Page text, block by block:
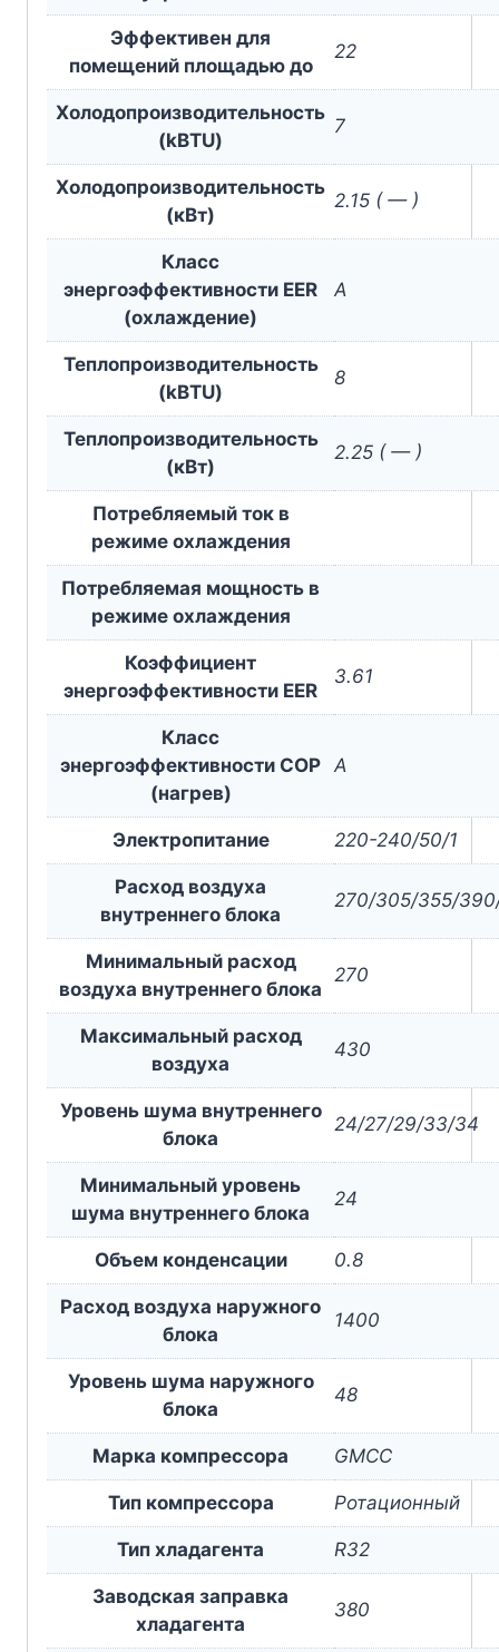
Эффективен для
помещений площадью до
22
Холодопроизводительность
(kBTU)
7
Холодопроизводительность
(кВт)
2.15 ( — )
Класс
энергоэффективности EER
(охлаждение)
A
Теплопроизводительность
(kBTU)
8
Теплопроизводительность
(кВт)
2.25 ( — )
Потребляемый ток в
режиме охлаждения
Потребляемая мощность в
режиме охлаждения
Коэффициент
энергоэффективности EER
3.61
Класс
энергоэффективности COP
(нагрев)
A
Электропитание 220-240/50/1
Расход воздуха
внутреннего блока
270/305/355/
Минимальный расход
воздуха внутреннего блока
270
Максимальный расход
воздуха
430
Уровень шума внутреннего
блока
24/27/29/33/34
Минимальный уровень
шума внутреннего блока
24
Объем конденсации 0.8
Расход воздуха наружного
блока
1400
Уровень шума наружного
блока
48
Марка компрессора GMCC
Тип компрессора Ротационный
Тип хладагента R32
Заводская заправка
хладагента
380